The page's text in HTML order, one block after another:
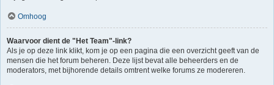
Omhoog
Waarvoor dient de "Het Team"-link?
Als je op deze link klikt, kom je op een pagina die een overzicht geeft van de
mensen die het forum beheren. Deze lijst bevat alle beheerders en de
moderators, met bijhorende details omtrent welke forums ze modereren.